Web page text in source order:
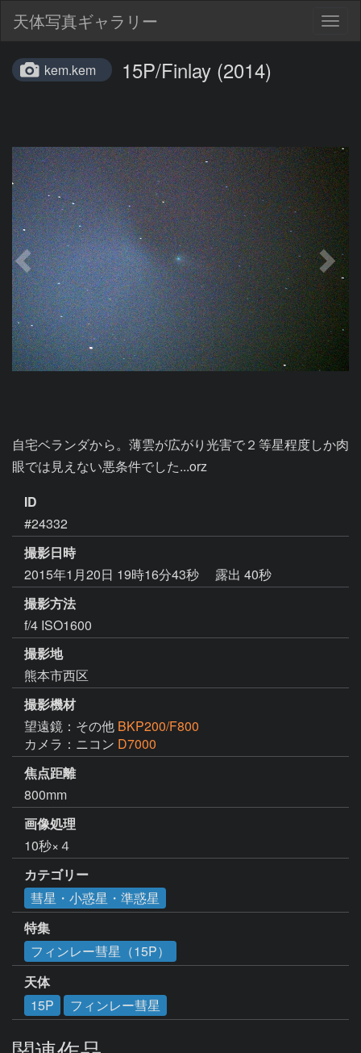
天体写真ギャラリー
kem.kem 15P/Finlay (2014)
自宅ベランダから。薄雲が広がり光害で２等星程度しか肉
眼では見えない悪条件でした...orz
ID
#24332
撮影日時
2015年1月20日 19時16分43秒
露出 40秒
撮影方法
f/4 ISO1600
撮影地
熊本市西区
撮影機材
望遠鏡：その他 BKP200/F800
カメラ：ニコン D7000
焦点距離
800mm
画像処理
10秒×４
カテゴリー
彗星・小惑星・準惑星
特集
フィンレー彗星（15P）
天体
15P
フィンレー彗星